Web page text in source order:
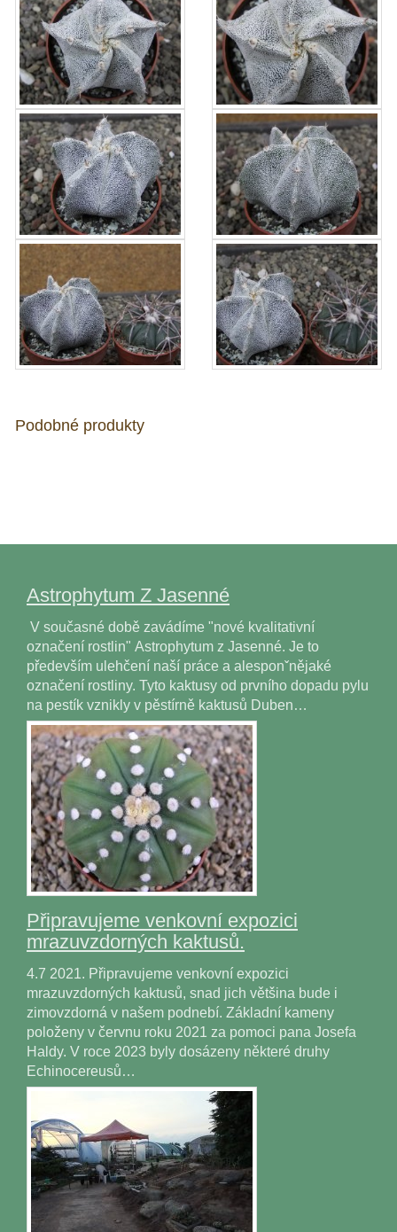
Podobné produkty
Astrophytum Z Jasenné
V současné době zavádíme "nové kvalitativní
označení rostlin" Astrophytum z Jasenné. Je to
především ulehčení naší práce a alesponˇnějaké
označení rostliny. Tyto kaktusy od prvního dopadu pylu
na pestík vznikly v pěstírně kaktusů Duben…
Připravujeme venkovní expozici
mrazuvzdorných kaktusů.
4.7 2021. Připravujeme venkovní expozici
mrazuvzdorných kaktusů, snad jich většina bude i
zimovzdorná v našem podnebí. Základní kameny
položeny v červnu roku 2021 za pomoci pana Josefa
Haldy. V roce 2023 byly dosázeny některé druhy
Echinocereusů…